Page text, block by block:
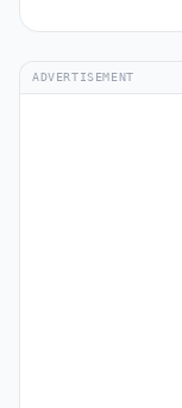
ADVERTISEMENT